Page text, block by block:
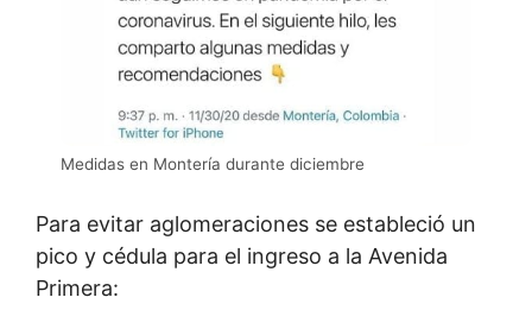
Medidas en Montería durante diciembre
Para evitar aglomeraciones se estableció un
pico y cédula para el ingreso a la Avenida
Primera: